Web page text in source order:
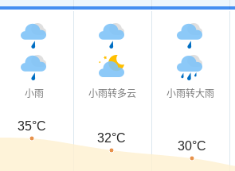
小雨 小雨转多云 小雨转大雨
35°C
32°C
30°C